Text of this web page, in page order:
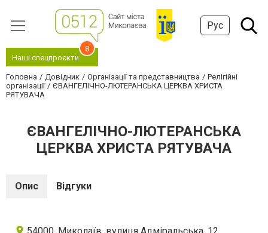
Рус
Наші спецпроєкти
8
Головна Довідник Організації та представництва
Релігійні
організації
ЄВАНГЕЛІЧНО-ЛЮТЕРАНСЬКА ЦЕРКВА ХРИСТА
РЯТУВАЧА
ЄВАНГЕЛІЧНО-ЛЮТЕРАНСЬКА
ЦЕРКВА ХРИСТА РЯТУВАЧА
Опис Відгуки